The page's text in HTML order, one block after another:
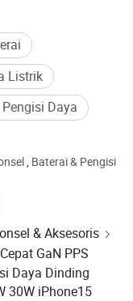
Listrik
Daya
Baterai & Pengisi
& Aksesoris
GaN PPS
Daya Dinding
30W iPhone15